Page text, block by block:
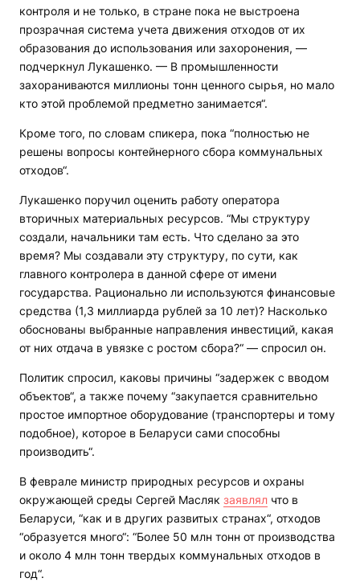
контроля и не только, в стране пока не выстроена
прозрачная система учета движения отходов от их
образования до использования или захоронения, —
подчеркнул Лукашенко. — В промышленности
захораниваются миллионы тонн ценного сырья, но мало
кто этой проблемой предметно занимается“.
Кроме того, по словам спикера, пока “полностью не
решены вопросы контейнерного сбора коммунальных
отходов“.
Лукашенко поручил оценить работу оператора
вторичных материальных ресурсов. “Мы структуру
создали, начальники там есть. Что сделано за это
время? Мы создавали эту структуру, по сути, как
главного контролера в данной сфере от имени
государства. Рационально ли используются финансовые
средства (1,3 миллиарда рублей за 10 лет)? Насколько
обоснованы выбранные направления инвестиций, какая
от них отдача в увязке с ростом сбора?“ — спросил он.
Политик спросил, каковы причины “задержек с вводом
объектов“, а также почему “закупается сравнительно
простое импортное оборудование (транспортеры и тому
подобное), которое в Беларуси сами способны
производить“.
В феврале министр природных ресурсов и охраны
окружающей среды Сергей Масляк заявлял что в
Беларуси, “как и в других развитых странах“, отходов
“образуется много“: “Более 50 млн тонн от производства
и около 4 млн тонн твердых коммунальных отходов в
год“.